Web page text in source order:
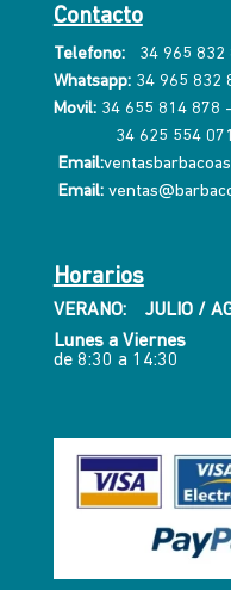
Contacto
Telefono:
34 965 832
Whatsapp:34 965 832
Movil: 34 655 814 878
34 625 554 071
Email:
Email:
Horarios
VERANO: JULIO /
Lunes a Viernes
de 8:30 a 14:30